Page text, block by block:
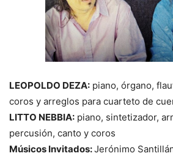
LEOPOLDO DEZA: piano, órgano,
coros y arreglos para cuarteto de
LITTO NEBBIA: piano, sintetizador,
percusión, canto y coros
Músicos Invitados:Jerónimo